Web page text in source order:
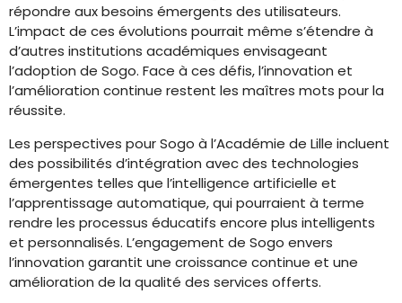
répondre aux besoins émergents des utilisateurs.
L’impact de ces évolutions pourrait même s’étendre à
d’autres institutions académiques envisageant
l’adoption de Sogo. Face à ces défis, l’innovation et
l’amélioration continue restent les maîtres mots pour la
réussite.
Les perspectives pour Sogo à l’Académie de Lille incluent
des possibilités d’intégration avec des technologies
émergentes telles que l’intelligence artificielle et
l’apprentissage automatique, qui pourraient à terme
rendre les processus éducatifs encore plus intelligents
et personnalisés. L’engagement de Sogo envers
l’innovation garantit une croissance continue et une
amélioration de la qualité des services offerts.